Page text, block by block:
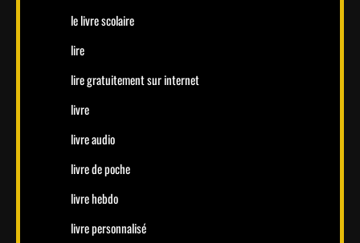
le livre scolaire
lire
lire gratuitement sur internet
livre
livre audio
livre de poche
livre hebdo
livre personnalisé